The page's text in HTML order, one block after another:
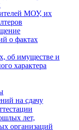
МОУ, их
о фактах
об имуществе и
характера
на сдачу
лет,
организаций